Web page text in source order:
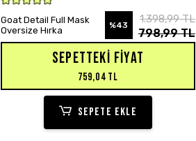
SEPETE EKLE
Goat Detail Full Mask
Oversize Hırka
%43
1.398,99 TL
798,99 TL
SEPETTEKI FIYAT
759,04 TL
SEPETE EKLE